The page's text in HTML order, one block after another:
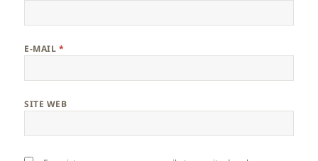
E-MAIL *
SITE WEB